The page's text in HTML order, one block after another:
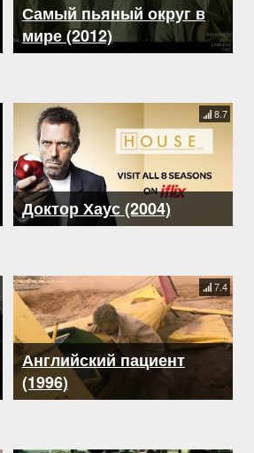
Самый пьяный округ в
мире (2012)
Доктор Хаус (2004)
8.7
Английский пациент
(1996)
7.4